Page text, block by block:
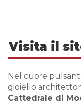
Visita il
Nel cuore
gioiello
Cattedrale di